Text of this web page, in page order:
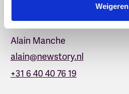
Weigeren
Neem contact op met:
Alain Manche
alain@newstory.nl
+31 6 40 40 76 19